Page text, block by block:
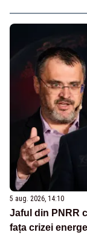
5 aug. 2026, 14:10
Jaful din PNRR
fața crizei